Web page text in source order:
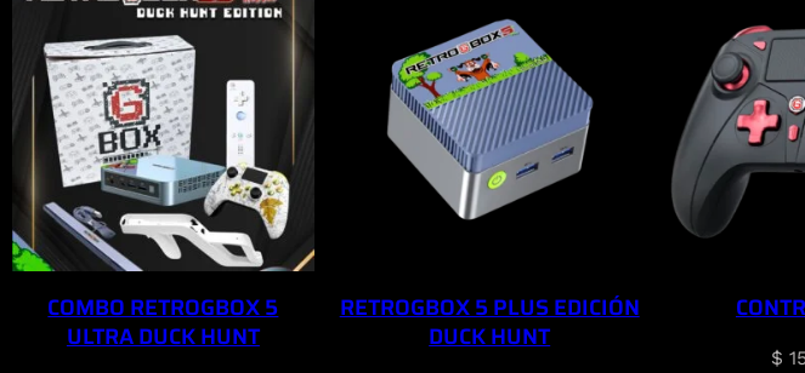
COMBO RETROGBOX 5
ULTRA DUCK HUNT
RETROGBOX 5 PLUS EDICIÓN
DUCK HUNT
$